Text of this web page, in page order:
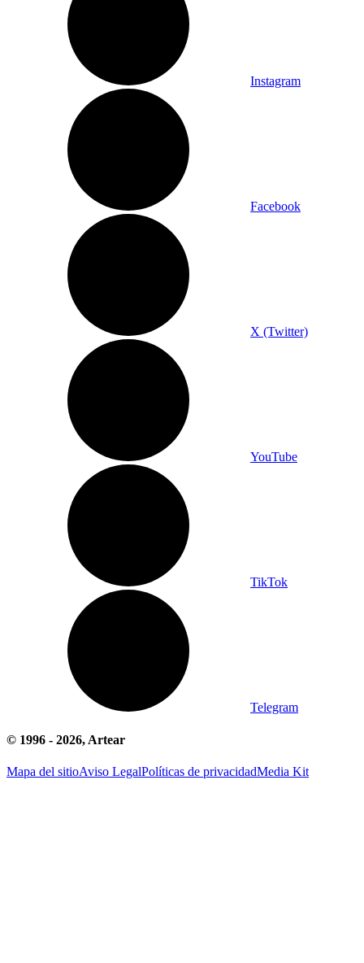
Instagram
Facebook
X (Twitter)
YouTube
TikTok
Telegram
© 1996 - 2026, Artear
Mapa del sitioAviso LegalPolíticas de privacidadMedia Kit